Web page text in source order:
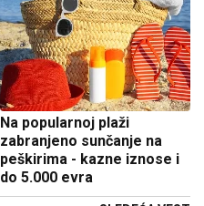
Na popularnoj plaži
zabranjeno sunčanje na
peškirima - kazne iznose i
do 5.000 evra